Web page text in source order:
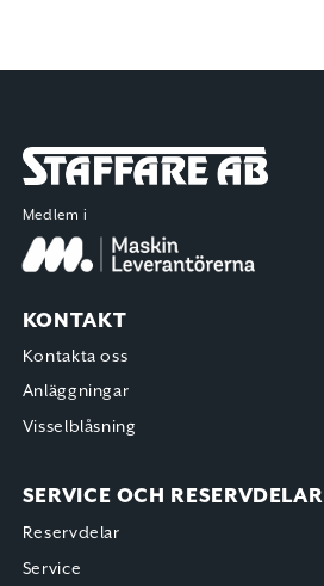
Staffare AB
Medlem i
KONTAKT
Kontakta oss
Anläggningar
Visselblåsning
SERVICE OCH RESERVDELAR
Reservdelar
Service